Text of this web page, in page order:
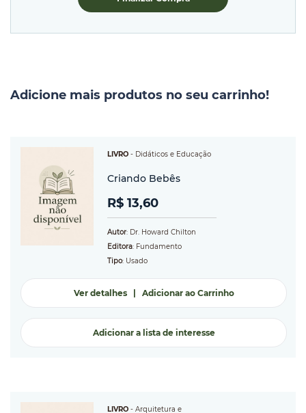
Adicione mais produtos no seu carrinho!
LIVRO - Didáticos e Educação
Criando Bebês
R$ 13,60
Autor: Dr. Howard Chilton
Editora: Fundamento
Tipo: Usado
Ver detalhes| Adicionar ao Carrinho
Adicionar a lista de interesse
LIVRO - Arquitetura e